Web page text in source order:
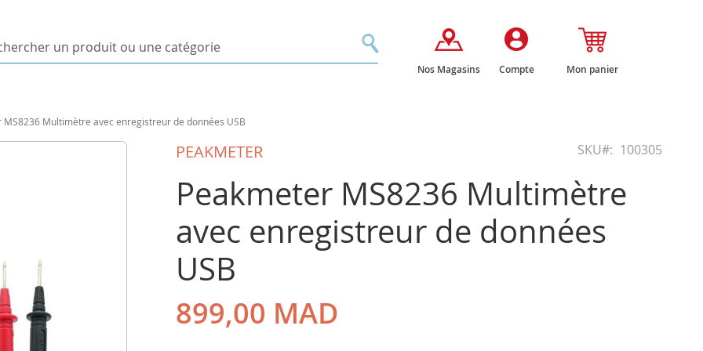
RechercherNos Magasins Compte Mon panier
MS8236 Multimètre avec enregistreur de données USB
PEAKMETER SKU 100305
Peakmeter MS8236 Multimètre
avec enregistreur de données
USB
899,00 MAD